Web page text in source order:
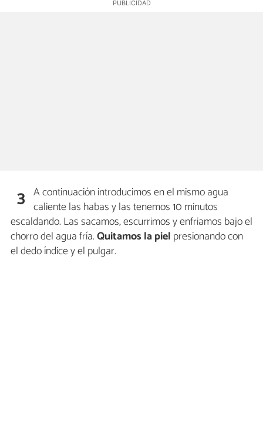
3 A continuación introducimos en el mismo agua
caliente las habas y las tenemos 10 minutos
escaldando. Las sacamos, escurrimos y enfriamos bajo el
chorro del agua fría.Quitamos la piel presionando con
el dedo índice y el pulgar.